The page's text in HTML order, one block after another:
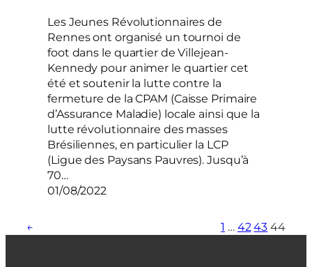
Les Jeunes Révolutionnaires de
Rennes ont organisé un tournoi de
foot dans le quartier de Villejean-
Kennedy pour animer le quartier cet
été et soutenir la lutte contre la
fermeture de la CPAM (Caisse Primaire
d’Assurance Maladie) locale ainsi que la
lutte révolutionnaire des masses
Brésiliennes, en particulier la LCP
(Ligue des Paysans Pauvres). Jusqu’à
70…
01/08/2022
← 1 … 42 43 44